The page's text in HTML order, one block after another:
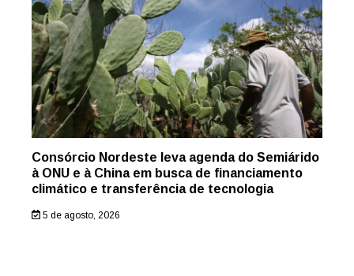
Consórcio Nordeste leva agenda do Semiárido
à ONU e à China em busca de financiamento
climático e transferência de tecnologia
5 de agosto, 2026